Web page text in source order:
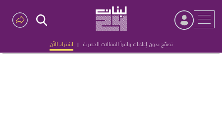
تصفّح بدون إعلانات واقرأ المقالات الحصرية | اشترك الآن
Advertisement